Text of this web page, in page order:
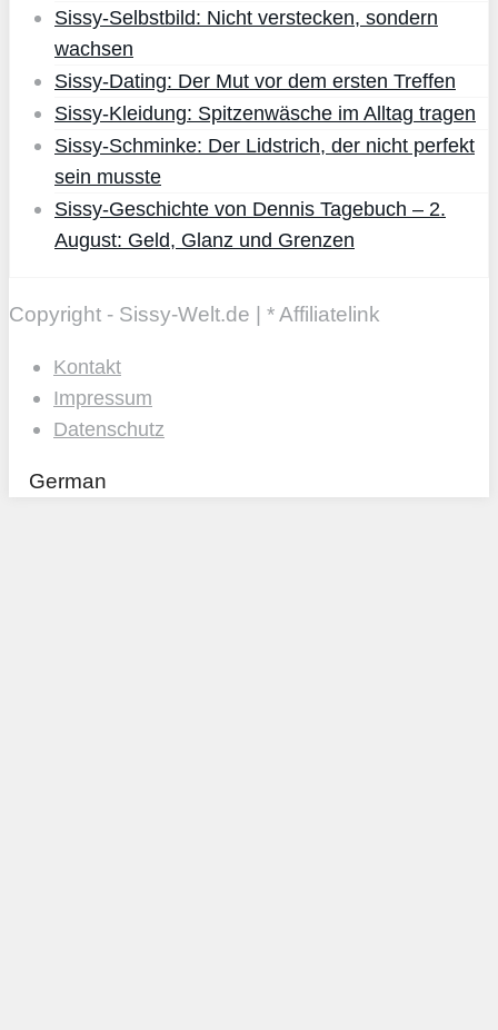
Sissy-Selbstbild: Nicht verstecken, sondern
wachsen
Sissy-Dating: Der Mut vor dem ersten Treffen
Sissy-Kleidung: Spitzenwäsche im Alltag tragen
Sissy-Schminke: Der Lidstrich, der nicht perfekt
sein musste
Sissy-Geschichte von Dennis Tagebuch – 2.
August: Geld, Glanz und Grenzen
Copyright - Sissy-Welt.de | * Affiliatelink
Kontakt
Impressum
Datenschutz
German